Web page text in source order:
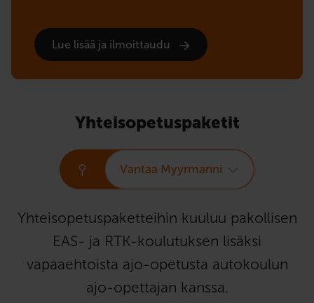
Lue lisää ja ilmoittaudu
Yhteisopetuspaketit
Vantaa Myyrmanni
Yhteisopetuspaketteihin kuuluu pakollisen
EAS- ja RTK-koulutuksen lisäksi
vapaaehtoista ajo-opetusta autokoulun
ajo-opettajan kanssa.